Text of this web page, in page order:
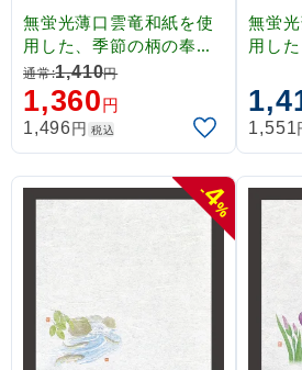
無蛍光薄口雲竜和紙を使
用した、季節の柄の奉書
紙です。薄口のため透過
性がよく、掛紙として、
やわらかな雰囲気を演出
することができます。吸
水性に優れていますので
、霧吹き等で湿らせて乾
燥防止としてもご使用い
ただけます。
通常:1,410円
1,360円
1,496円 税込
無蛍
用し
性が
やわ
する
水性
、霧
燥防
ただ
1,551
-
4
%